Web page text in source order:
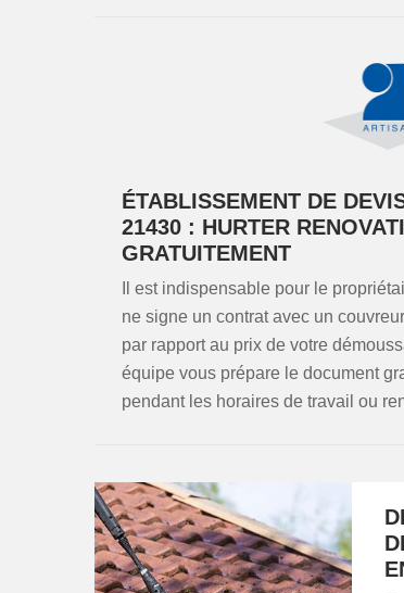
ÉTABLISSEMENT DE
21430 : HURTER
GRATUITEMENT
Il est indispensable pour le
ne signe un contrat avec un
par rapport au prix de votre
équipe vous prépare le document
pendant les horaires de travail ou